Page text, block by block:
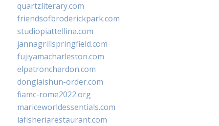
quartzliterary.com
friendsofbroderickpark.com
studiopiattellina.com
jannagrillspringfield.com
fujiyamacharleston.com
elpatronchardon.com
donglaishun-order.com
fiamc-rome2022.org
mariceworldessentials.com
lafisheriarestaurant.com